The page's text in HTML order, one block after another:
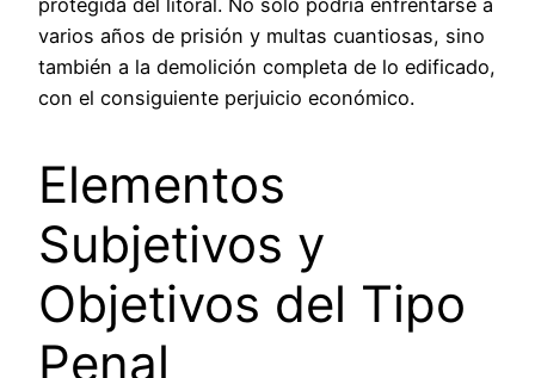
protegida del litoral. No solo podría enfrentarse a
varios años de prisión y multas cuantiosas, sino
también a la demolición completa de lo edificado,
con el consiguiente perjuicio económico.
Elementos
Subjetivos y
Objetivos del Tipo
Penal